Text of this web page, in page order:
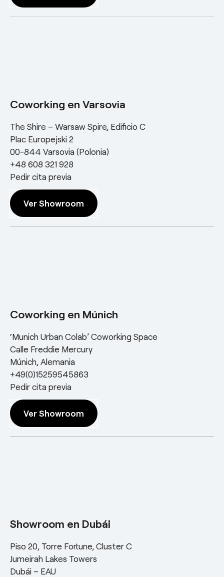
Coworking en Varsovia
The Shire – Warsaw Spire, Edificio C
Plac Europejski 2
00-844 Varsovia (Polonia)
+48 608 321 928
Pedir cita previa
Ver Showroom
Coworking en Múnich
‘Munich Urban Colab’ Coworking Space
Calle Freddie Mercury
Múnich, Alemania
+49(0)15259545863
Pedir cita previa
Ver Showroom
Showroom en Dubái
Piso 20, Torre Fortune, Cluster C
Jumeirah Lakes Towers
Dubái – EAU